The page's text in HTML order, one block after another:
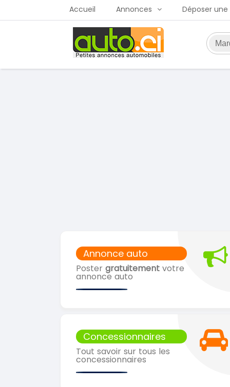
Accueil Annonces Déposer
Annonce auto
Poster gratuitement votre
annonce auto
Concessionnaires
Tout savoir sur tous les
concessionnaires